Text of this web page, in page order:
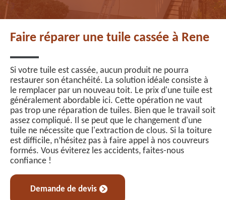
Faire réparer une tuile cassée à Rene
Si votre tuile est cassée, aucun produit ne pourra
restaurer son étanchéité. La solution idéale consiste à
le remplacer par un nouveau toit. Le prix d'une tuile est
généralement abordable ici. Cette opération ne vaut
pas trop une réparation de tuiles. Bien que le travail soit
assez compliqué. Il se peut que le changement d'une
tuile ne nécessite que l'extraction de clous. Si la toiture
est difficile, n’hésitez pas à faire appel à nos couvreurs
formés. Vous éviterez les accidents, faites-nous
confiance !
Demande de devis